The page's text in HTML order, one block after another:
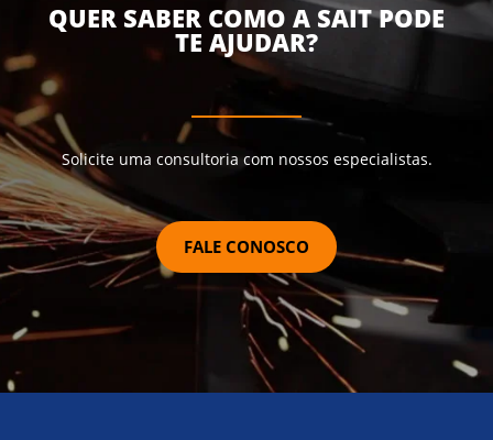
QUER SABER COMO A SAIT PODE
TE AJUDAR?
Solicite uma consultoria com nossos especialistas.
FALE CONOSCO